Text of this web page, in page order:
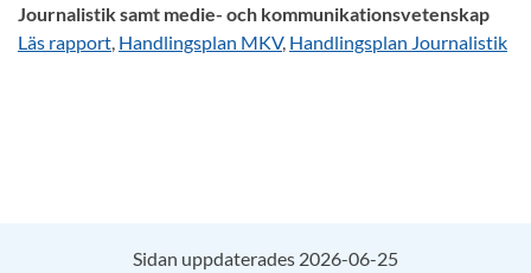
Journalistik samt medie- och kommunikationsvetenskap
Läs rapport, Handlingsplan MKV, Handlingsplan Journalistik
Sidan uppdaterades 2026-06-25